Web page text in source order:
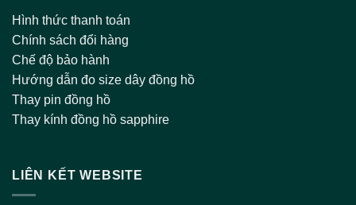
Hình thức thanh toán
Chính sách đổi hàng
Chế độ bảo hành
Hướng dẫn đo size dây đồng hồ
Thay pin đồng hồ
Thay kính đồng hồ sapphire
LIÊN KẾT WEBSITE